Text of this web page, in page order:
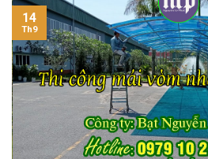
14
Th9